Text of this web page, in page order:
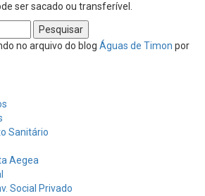
ser sacado ou transferível.
no arquivo do blog Águas de Timon por
Sanitário
Aegea
Social Privado